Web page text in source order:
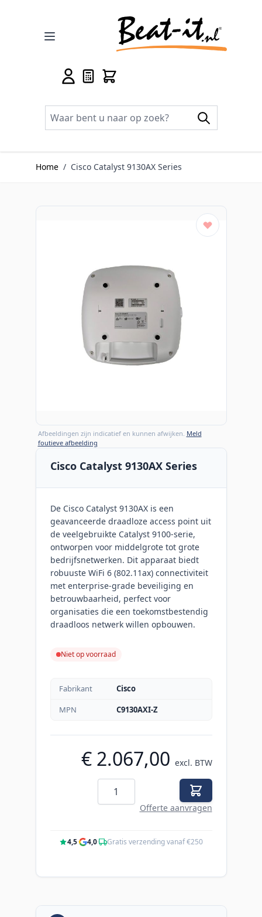
Home / Cisco Catalyst 9130AX Series
Afbeeldingen zijn indicatief en kunnen afwijken. Meld
foutieve afbeelding
Cisco Catalyst 9130AX Series
De Cisco Catalyst 9130AX is een
geavanceerde draadloze access point uit
de veelgebruikte Catalyst 9100-serie,
ontworpen voor middelgrote tot grote
bedrijfsnetwerken. Dit apparaat biedt
robuuste WiFi 6 (802.11ax) connectiviteit
met enterprise-grade beveiliging en
betrouwbaarheid, perfect voor
organisaties die een toekomstbestendig
draadloos netwerk willen opbouwen.
Niet op voorraad
Fabrikant
Cisco
MPN
C9130AXI-Z
€ 2.067,00 excl. BTW
Aantal
Offerte aanvragen
4,5· 4,0· Gratis verzending vanaf €250